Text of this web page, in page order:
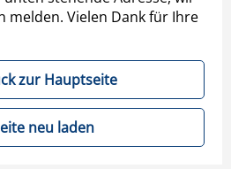
melden. Vielen Dank für Ihre
zur Hauptseite
neu laden